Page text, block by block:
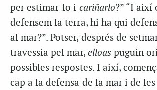
per estimar-lo i cariñarlo?” “I així
defensem la terra, hi ha qui
al mar?”. Potser, després de
travessia pel mar, elloas puguin
possibles respostes. I així,
cap a la defensa de la mar i de